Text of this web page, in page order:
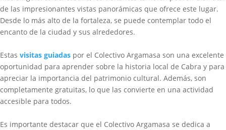
de las impresionantes vistas panorámicas que ofrece este lugar.
Desde lo más alto de la fortaleza, se puede contemplar todo el
encanto de la ciudad y sus alrededores.
Estas visitas guiadas por el Colectivo Argamasa son una excelente
oportunidad para aprender sobre la historia local de Cabra y para
apreciar la importancia del patrimonio cultural. Además, son
completamente gratuitas, lo que las convierte en una actividad
accesible para todos.
Es importante destacar que el Colectivo Argamasa se dedica a